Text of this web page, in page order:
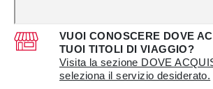
VUOI CONOSCERE DOVE
TUOI TITOLI DI VIAGGIO?
Visita la sezione DOVE
seleziona il servizio desiderato.